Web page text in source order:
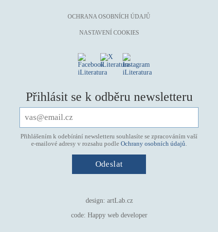
OCHRANA OSOBNÍCH ÚDAJŮ
NASTAVENÍ COOKIES
Přihlásit se k odběru newsletteru
Přihlášením k odebírání newsletteru souhlasíte se zpracováním vaší
e-mailové adresy v rozsahu podle Ochrany osobních údajů
design: artLab.cz
code: Happy web developer